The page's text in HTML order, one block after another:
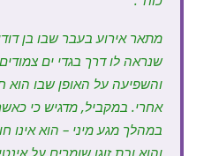
מתאר אירוע בעבר שבו בן
שנראה לו דרך בגדי ים
והשפיעה על האופן שבו הוא
אחרי. במקביל, מדגיש כי
במהלך מגע מיני – הוא אינו